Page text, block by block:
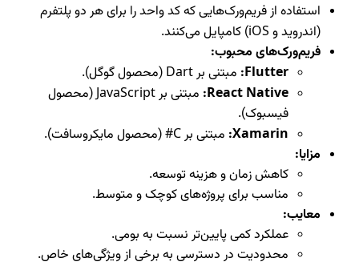
استفاده از فریم‌ورک‌هایی که کد واحد را برای هر دو پلتفرم
(اندروید و iOS) کامپایل می‌کنند.
فریم‌ورک‌های محبوب:
Flutter: مبتنی بر Dart (محصول گوگل).
React Native:
مبتنی بر JavaScript (محصول
فیسبوک).
Xamarin: مبتنی بر C# (محصول مایکروسافت).
مزایا:
کاهش زمان و هزینه توسعه.
مناسب برای پروژه‌های کوچک و متوسط.
معایب:
عملکرد کمی پایین‌تر نسبت به بومی.
محدودیت در دسترسی به برخی از ویژگی‌های خاص.